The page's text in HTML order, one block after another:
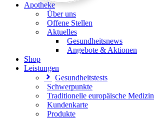
Apotheke
Über uns
Offene Stellen
Aktuelles
Gesundheitsnews
Angebote & Aktionen
Shop
Leistungen
Gesundheitstests
Schwerpunkte
Traditionelle europäische Medizin
Kundenkarte
Produkte